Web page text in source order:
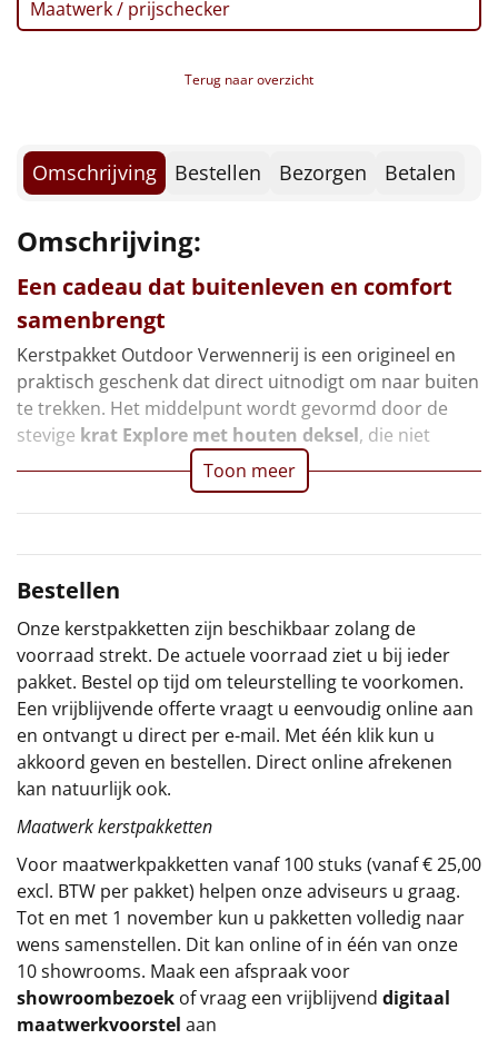
Borrelplank
Noodradio NIEUW
Deken (fleece plaid)
Alle artikelen
Overige
Ideeën
Personeel
Particulier
Kerstgeschenken 2026
Relatiegeschenken
Cadeaubon
Per stuk
Alle overige
Verpakt in een feestelijke kerstdoos, 49 x 39 x 20 cm
Maatwerk / prijschecker
Terug naar overzicht
Omschrijving Bestellen Bezorgen Betalen
Omschrijving:
Een cadeau dat buitenleven en comfort
samenbrengt
Kerstpakket Outdoor Verwennerij is een origineel en
praktisch geschenk dat direct uitnodigt om naar buiten
te trekken. Het middelpunt wordt gevormd door de
stevige krat Explore met houten deksel, die niet
Toon meer
Bestellen
Onze kerstpakketten zijn beschikbaar zolang de
voorraad strekt. De actuele voorraad ziet u bij ieder
pakket. Bestel op tijd om teleurstelling te voorkomen.
Een vrijblijvende offerte vraagt u eenvoudig online aan
en ontvangt u direct per e-mail. Met één klik kun u
akkoord geven en bestellen. Direct online afrekenen
kan natuurlijk ook.
Maatwerk kerstpakketten
Voor maatwerkpakketten vanaf 100 stuks (vanaf € 25,00
excl. BTW per pakket) helpen onze adviseurs u graag.
Tot en met 1 november kun u pakketten volledig naar
wens samenstellen. Dit kan online of in één van onze
10 showrooms. Maak een afspraak voor
showroombezoek of vraag een vrijblijvend digitaal
maatwerkvoorstel aan